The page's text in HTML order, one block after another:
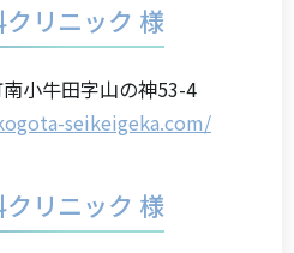
リニック 様
小牛田字山の神53-4
seikeigeka.com/
リニック 様